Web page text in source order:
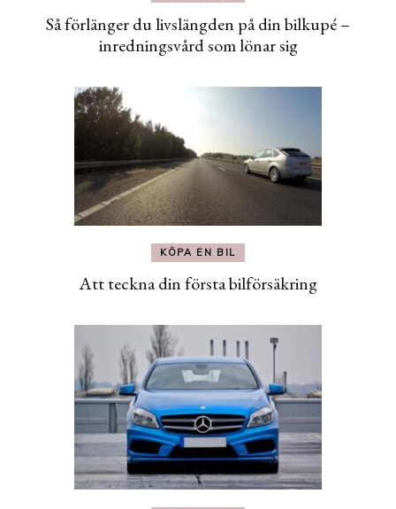
Så förlänger du livslängden på din bilkupé –
inredningsvård som lönar sig
KÖPA EN BIL
Att teckna din första bilförsäkring